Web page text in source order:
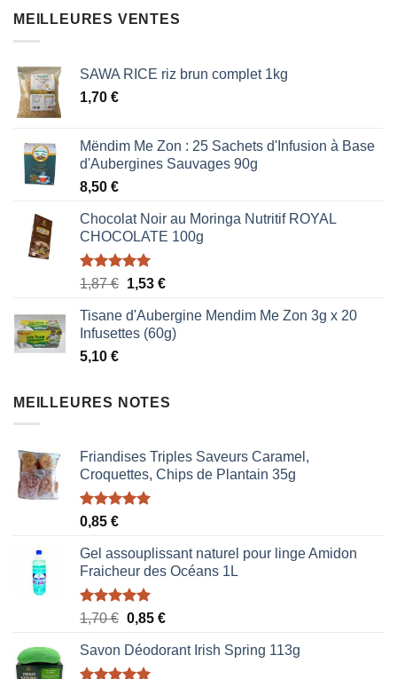
était : est :
MEILLEURES VENTES
SAWA RICE riz brun complet 1kg
1,70 €
Mëndim Me Zon : 25 Sachets d'Infusion à Base
d'Aubergines Sauvages 90g
8,50 €
Chocolat Noir au Moringa Nutritif ROYAL
CHOCOLATE 100g
Note5.00
1,87€ Le
initial
était :
1,53 €Le
actuel
est :
Tisane d'Aubergine Mendim Me Zon 3g x 20
Infusettes (60g)
5,10 €
MEILLEURES NOTES
Friandises Triples Saveurs Caramel,
Croquettes, Chips de Plantain 35g
Note5.00
0,85 €
Gel assouplissant naturel pour linge Amidon
Fraicheur des Océans 1L
Note5.00
1,70€ Le
initial
était :
0,85 €Le
actuel
Savon Déodorant Irish Spring 113g